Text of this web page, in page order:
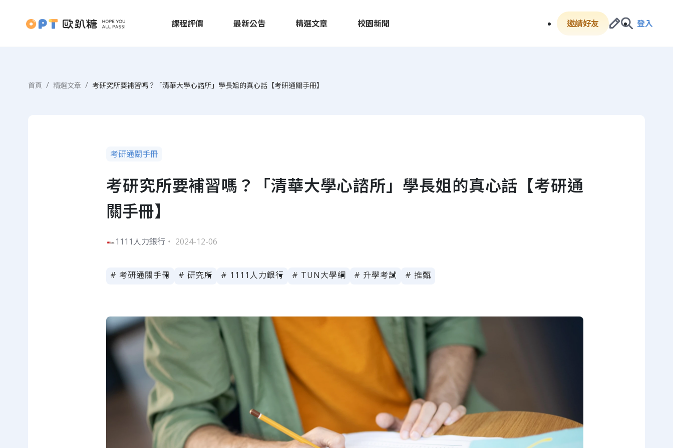
課程評價 最新公告 精選文章 校園新聞 邀請好友 登入
首頁 精選文章 考研究所要補習嗎？「清華大學心諮所」學長姐的真心話【考研通關手冊】
考研通關手冊
考研究所要補習嗎？「清華大學心諮所」學長姐的真心話【考研通
關手冊】
1111人力銀行 ・ 2024-12-06
# 考研通關手冊 # 研究所 # 1111人力銀行 # TUN大學網 # 升學考試 # 推甄